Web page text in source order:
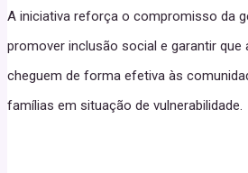
A iniciativa reforça o compromisso da
promover inclusão social e garantir que
cheguem de forma efetiva às
famílias em situação de vulnerabilidade.